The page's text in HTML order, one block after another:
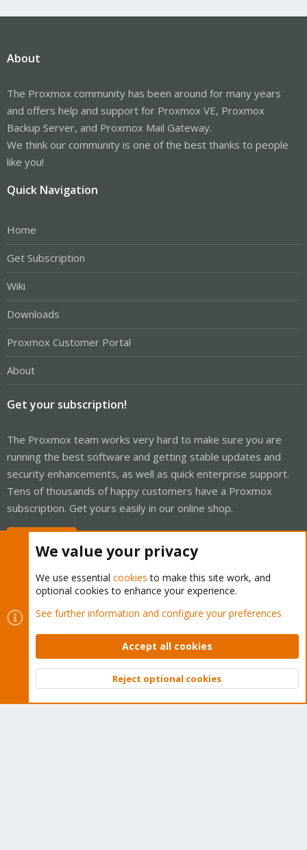
About
The Proxmox community has been around for many years
and offers help and support for Proxmox VE, Proxmox
Backup Server, and Proxmox Mail Gateway.
We think our community is one of the best thanks to people
like you!
Quick Navigation
Home
Get Subscription
Wiki
Downloads
Proxmox Customer Portal
About
Get your subscription!
The Proxmox team works very hard to make sure you are
running the best software and getting stable updates and
security enhancements, as well as quick enterprise support.
Tens of thousands of happy customers have a Proxmox
subscription. Get yours easily in our online shop.
Cookies
Proxmox Support Forum - Light Mode
Contact us
Terms and rules Privacy policy Help Home
Community platform by XenForo © 2010-2026 XenForo Ltd.
Top
We value your privacy
We use essential cookies to make this site work, and
optional cookies to enhance your experience.
See further information and configure your preferences
Accept all cookies
Reject optional cookies